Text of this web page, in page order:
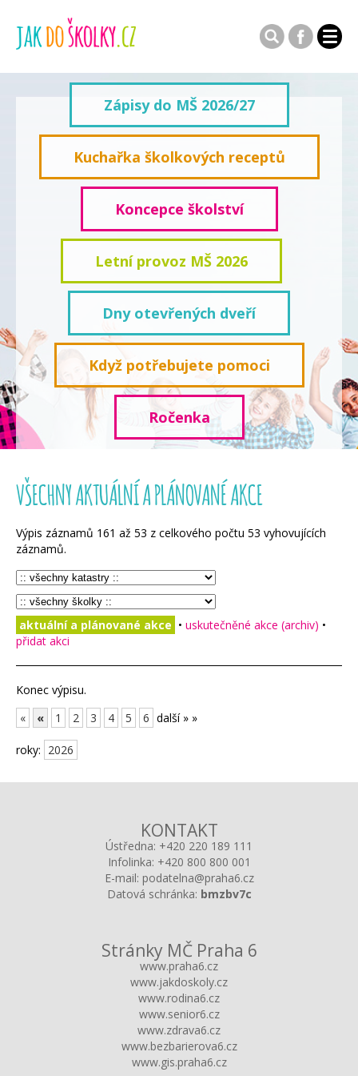
Zápisy do MŠ 2026/27
Kuchařka školkových receptů
Koncepce školství
Letní provoz MŠ 2026
Dny otevřených dveří
Když potřebujete pomoci
Ročenka
VŠECHNY AKTUÁLNÍ A PLÁNOVANÉ AKCE
Výpis záznamů 161 až 53 z celkového počtu 53 vyhovujících
záznamů.
aktuální a plánované akce • uskutečněné akce (archiv) •
přidat akci
Konec výpisu.
«
« 1 2 3 4 5 6 další » »
roky: 2026
KONTAKT
Ústředna: +420 220 189 111
Infolinka: +420 800 800 001
E-mail: podatelna@praha6.cz
Datová schránka: bmzbv7c
Stránky MČ Praha 6
www.praha6.cz
www.jakdoskoly.cz
www.rodina6.cz
www.senior6.cz
www.zdrava6.cz
www.bezbarierova6.cz
www.gis.praha6.cz